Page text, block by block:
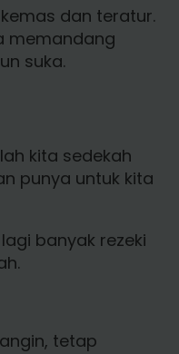
dan teratur.
memandang
suka.
kita sedekah
punya untuk kita
banyak rezeki
tetap